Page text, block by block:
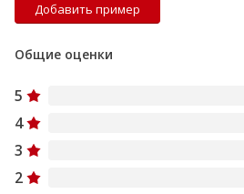
Добавить пример
Общие оценки
5
4
3
2